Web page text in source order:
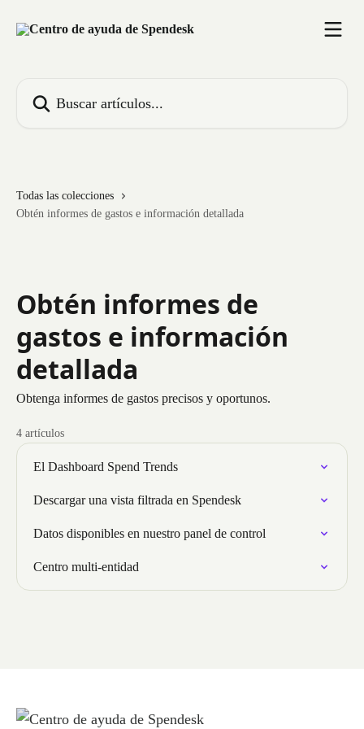
Todas las colecciones
Obtén informes de gastos e información detallada
Obtén informes de
gastos e información
detallada
Obtenga informes de gastos precisos y oportunos.
4 artículos
El Dashboard Spend Trends
Descargar una vista filtrada en Spendesk
Datos disponibles en nuestro panel de control
Centro multi-entidad